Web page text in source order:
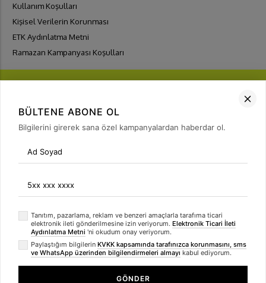
Kullanım Koşulları
Kişisel Verilerin Korunması
ETK Aydınlatma Metni
Ramazan Kampanyası Koşulları
FIRSATLARIYAKALA
Bülten Üyeliği
arrow_forward
BÜLTENE ABONE OL
Bilgilerini girerek sana özel kampanyalardan haberdar ol.
Tanıtım, pazarlama, reklam ve benzeri amaçlarla tarafıma ticari
elektronik ileti gönderilmesine izin veriyorum. Elektronik Ticari İleti
Aydınlatma Metni 'ni okudum onay veriyorum.
Paylaştığım bilgilerin KVKK kapsamında tarafınızca korunmasını, sms
ve WhatsApp üzerinden bilgilendirmeleri almayı kabul ediyorum.
GÖNDER